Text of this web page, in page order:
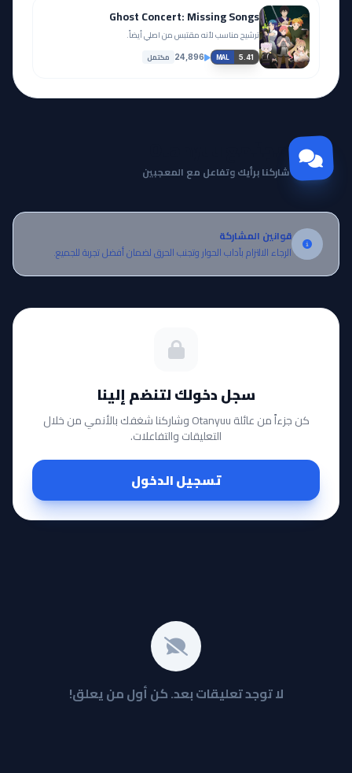
Ghost Concert: Missing Songs
ترشيح مناسب لأنه مقتبس من اصلي أيضاً.
MAL 5.41
24,896 مكتمل
مجتمع Otanyuu
شاركنا برأيك وتفاعل مع المعجبين
قوانين المشاركة
الرجاء الالتزام بآداب الحوار وتجنب الحرق لضمان أفضل تجربة للجميع.
سجل دخولك لتنضم إلينا
كن جزءاً من عائلة Otanyuu وشاركنا شغفك بالأنمي من خلال
التعليقات والتفاعلات.
تسجيل الدخول
لا توجد تعليقات بعد. كن أول من يعلق!